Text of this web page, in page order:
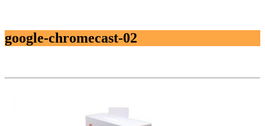
google-chromecast-02